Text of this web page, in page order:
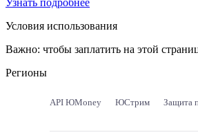
Условия использования
Важно: чтобы заплатить на этой
Регионы
API ЮMoney ЮСтрим Защита